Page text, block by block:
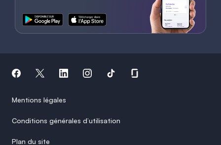
Mentions légales
Conditions générales d’utilisation
Plan du site